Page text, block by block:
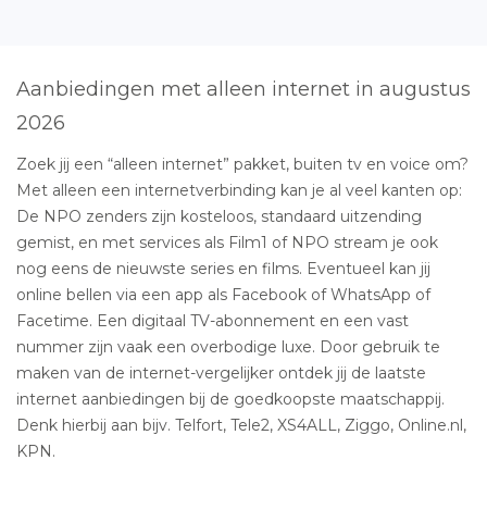
Aanbiedingen met alleen internet in augustus
2026
Zoek jij een “alleen internet” pakket, buiten tv en voice om?
Met alleen een internetverbinding kan je al veel kanten op:
De NPO zenders zijn kosteloos, standaard uitzending
gemist, en met services als Film1 of NPO stream je ook
nog eens de nieuwste series en films. Eventueel kan jij
online bellen via een app als Facebook of WhatsApp of
Facetime. Een digitaal TV-abonnement en een vast
nummer zijn vaak een overbodige luxe. Door gebruik te
maken van de internet-vergelijker ontdek jij de laatste
internet aanbiedingen bij de goedkoopste maatschappij.
Denk hierbij aan bijv. Telfort, Tele2, XS4ALL, Ziggo, Online.nl,
KPN.